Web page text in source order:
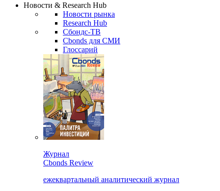
Новости & Research Hub
Новости рынка
Research Hub
Сбондс-ТВ
Cbonds для СМИ
Глоссарий
Журнал
Cbonds Review
ежеквартальный аналитический журнал